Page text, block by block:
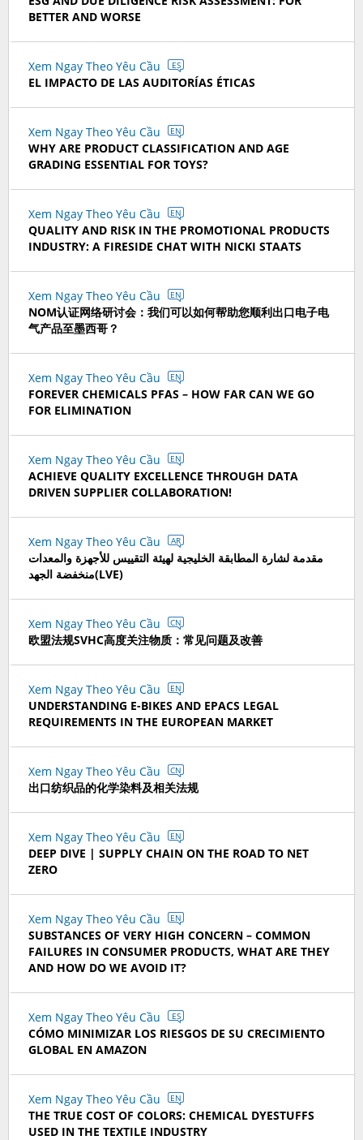
BETTER AND WORSE
Xem Ngay Theo Yêu Cầu ES
EL IMPACTO DE LAS AUDITORÍAS ÉTICAS
Xem Ngay Theo Yêu Cầu EN
WHY ARE PRODUCT CLASSIFICATION AND AGE
GRADING ESSENTIAL FOR TOYS?
Xem Ngay Theo Yêu Cầu EN
QUALITY AND RISK IN THE PROMOTIONAL PRODUCTS
INDUSTRY: A FIRESIDE CHAT WITH NICKI STAATS
Xem Ngay Theo Yêu Cầu EN
NOM认证网络研讨会：我们可以如何帮助您顺利出口电子电
气产品至墨西哥？
Xem Ngay Theo Yêu Cầu EN
FOREVER CHEMICALS PFAS – HOW FAR CAN WE GO
FOR ELIMINATION
Xem Ngay Theo Yêu Cầu EN
ACHIEVE QUALITY EXCELLENCE THROUGH DATA
DRIVEN SUPPLIER COLLABORATION!
Xem Ngay Theo Yêu Cầu AR
مقدمة لشارة المطابقة الخليجية لهيئة التقييس للأجهزة والمعدات
منخفضة الجهد(LVE)
Xem Ngay Theo Yêu Cầu CN
欧盟法规SVHC高度关注物质：常见问题及改善
Xem Ngay Theo Yêu Cầu EN
UNDERSTANDING E-BIKES AND EPACS LEGAL
REQUIREMENTS IN THE EUROPEAN MARKET
Xem Ngay Theo Yêu Cầu CN
出口纺织品的化学染料及相关法规
Xem Ngay Theo Yêu Cầu EN
DEEP DIVE | SUPPLY CHAIN ON THE ROAD TO NET
ZERO
Xem Ngay Theo Yêu Cầu EN
SUBSTANCES OF VERY HIGH CONCERN – COMMON
FAILURES IN CONSUMER PRODUCTS, WHAT ARE THEY
AND HOW DO WE AVOID IT?
Xem Ngay Theo Yêu Cầu ES
CÓMO MINIMIZAR LOS RIESGOS DE SU CRECIMIENTO
GLOBAL EN AMAZON
Xem Ngay Theo Yêu Cầu EN
THE TRUE COST OF COLORS: CHEMICAL DYESTUFFS
USED IN THE TEXTILE INDUSTRY